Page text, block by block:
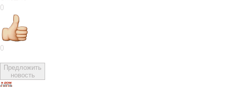
0
0
Предложить
новость